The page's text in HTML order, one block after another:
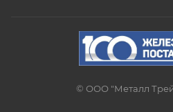
© ООО "Металл